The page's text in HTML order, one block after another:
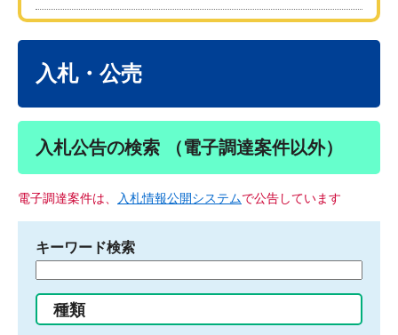
入札・公売
入札公告の検索 （電子調達案件以外）
電子調達案件は、 入札情報公開システムで公告しています
キーワード検索
る
種類